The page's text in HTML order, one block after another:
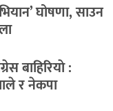
घोषणा, साउन
बाहिरियाे :
र नेकपा